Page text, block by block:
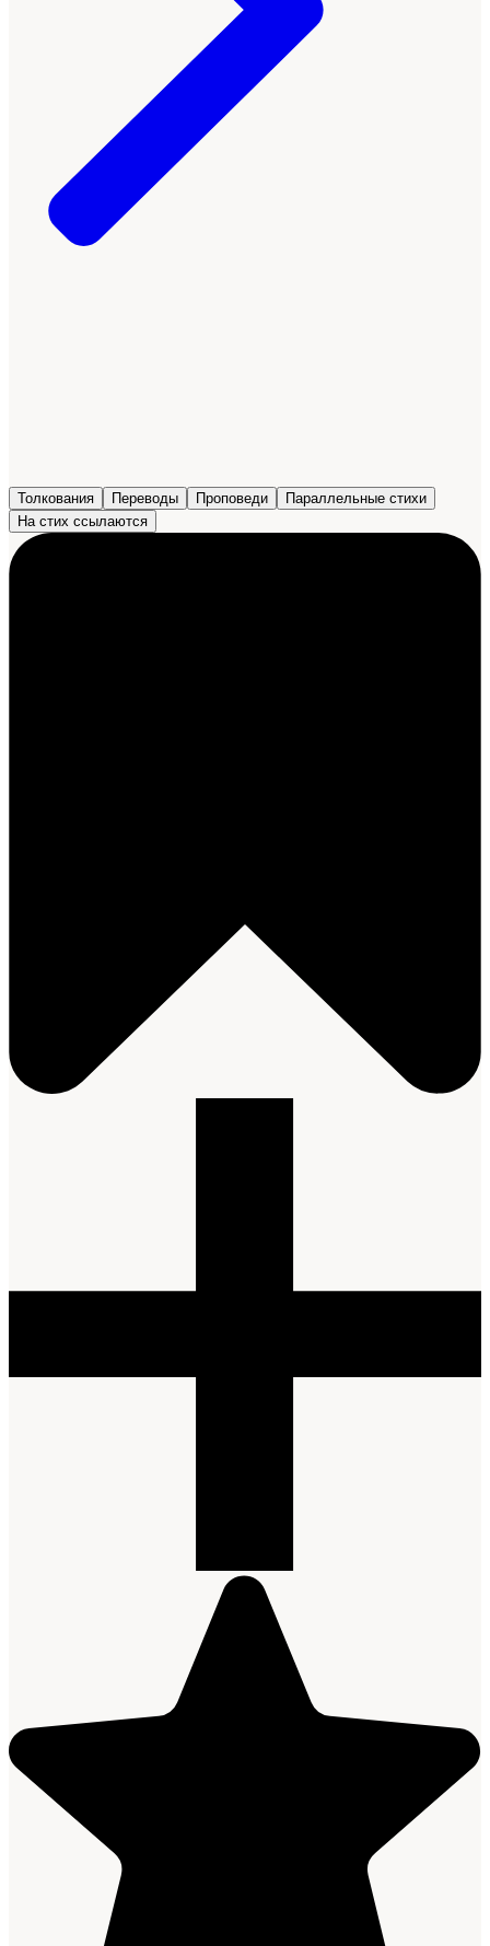
Толкования Переводы Проповеди
Параллельные стихи
На стих ссылаются